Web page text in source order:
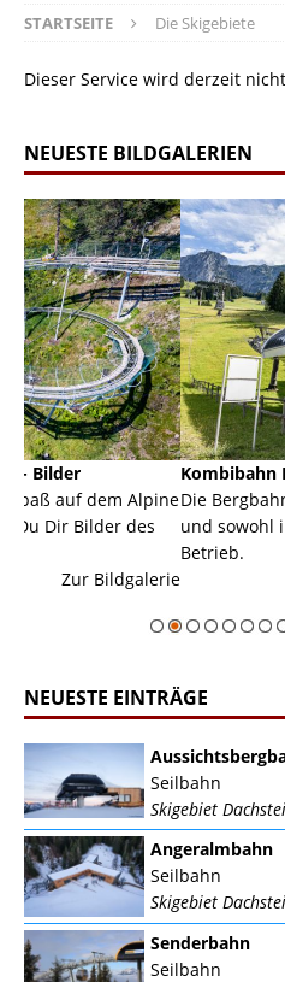
STARTSEITE Die Skigebiete
Dieser Service wird derzeit
NEUESTE BILDGALERIEN
Kombibahn Karkogel -
Die Bergbahn in Abtenau
und sowohl im Sommer als
NEUESTE EINTRÄGE
Seilbahn
Skigebiet
Angeralmbahn
Seilbahn
Skigebiet
Senderbahn
Seilbahn